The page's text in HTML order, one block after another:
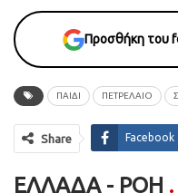
Προσθήκη του
ΠΑΙΔΙ ΠΕΤΡΕΛΑΙΟ
Share Facebook
ΕΛΛΆΔΑ - ΡΟΗ